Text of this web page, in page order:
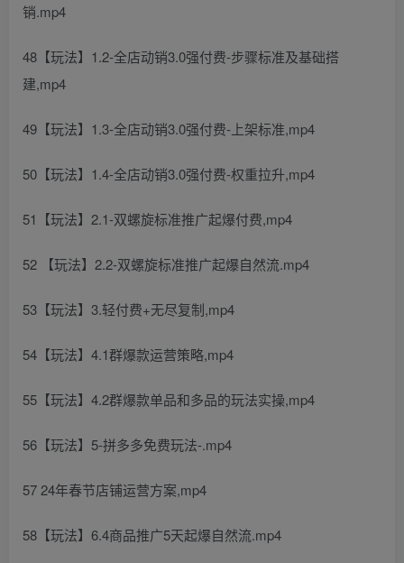
销.mp4
48【玩法】1.2-全店动销3.0强付费-步骤标准及基础搭
建,mp4
49【玩法】1.3-全店动销3.0强付费-上架标准,mp4
50【玩法】1.4-全店动销3.0强付费-权重拉升,mp4
51【玩法】2.1-双螺旋标准推广起爆付费,mp4
52 【玩法】2.2-双螺旋标准推广起爆自然流.mp4
53【玩法】3.轻付费+无尽复制,mp4
54【玩法】4.1群爆款运营策略,mp4
55【玩法】4.2群爆款单品和多品的玩法实操,mp4
56【玩法】5-拼多多免费玩法-.mp4
57 24年春节店铺运营方案,mp4
58【玩法】6.4商品推广5天起爆自然流.mp4